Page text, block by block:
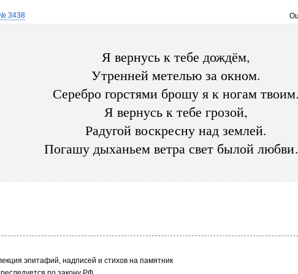
№ 3438
Я вернусь к тебе дождём,
Утренней метелью за окном.
Серебро горстями брошу я к ногам твоим.
Я вернусь к тебе грозой,
Радугой воскресну над землей.
Погашу дыханьем ветра свет былой
эпитафий, надписей и стихов на памятник